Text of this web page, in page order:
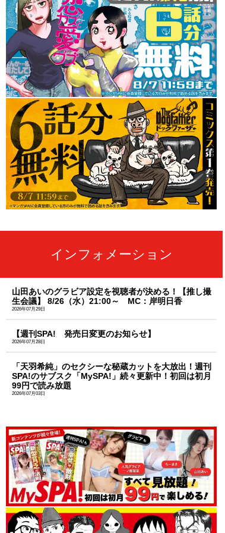
インフォメーション
山田あいのグラビア設定を視聴者が決める！【推し撮
生会議】 8/26（水）21:00～ MC：岸明日香
2026年07月29日
【週刊SPA! 発売日変更のお知らせ】
2026年07月28日
「天羽希純」のセクシーな秘蔵カットを大放出！週刊
SPA!のサブスク「MySPA!」続々更新中！初回は初月
99円で読み放題
2026年07月03日